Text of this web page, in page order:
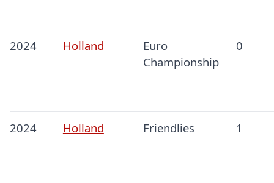
2024 Holland
Euro
Championship
0
2024 Holland Friendlies 1